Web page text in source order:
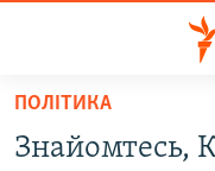
Перейти
основного
ПОЛІТИКА
Знайомтесь,